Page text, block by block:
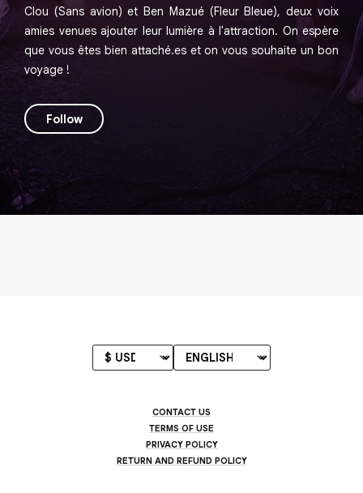
Clou (Sans avion) et Ben Mazué (Fleur Bleue), deux voix
amies venues ajouter leur lumière à l'attraction. On espère
que vous êtes bien attaché.es et on vous souhaite un bon
voyage !
Follow
CONTACT US
TERMS OF USE
PRIVACY POLICY
RETURN AND REFUND POLICY